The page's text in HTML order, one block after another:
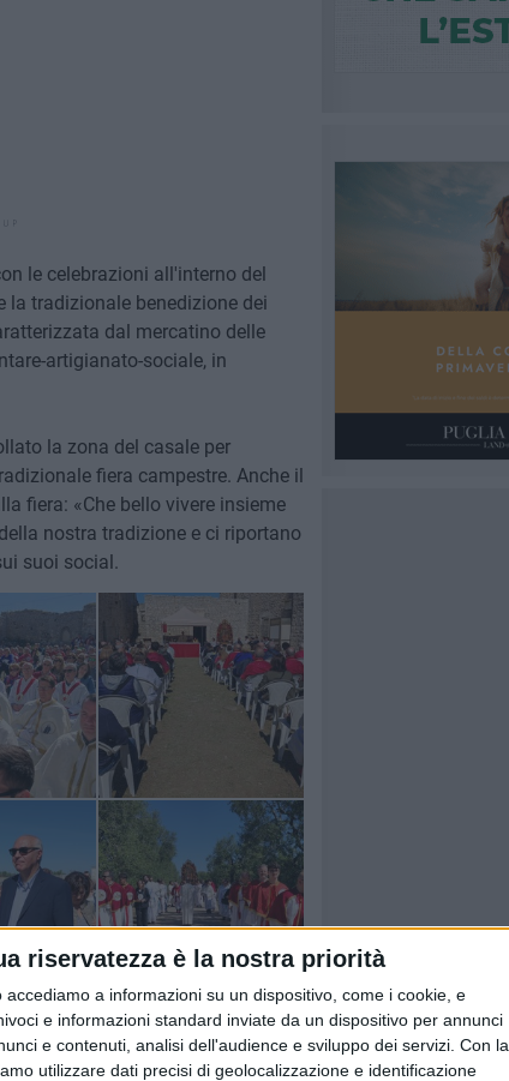
riservatezza è la nostra priorità
accediamo a informazioni su un dispositivo, come i cookie, e
e informazioni standard inviate da un dispositivo per annunci
e contenuti, analisi dell'audience e sviluppo dei servizi. Con la
utilizzare dati precisi di geolocalizzazione e identificazione
le celebrazioni all'interno del
la tradizionale benedizione dei
dal mercatino delle
artigianato-sociale, in
la zona del casale per
fiera campestre. Anche il
fiera: «Che bello vivere insieme
nostra tradizione e ci riportano
suoi social.